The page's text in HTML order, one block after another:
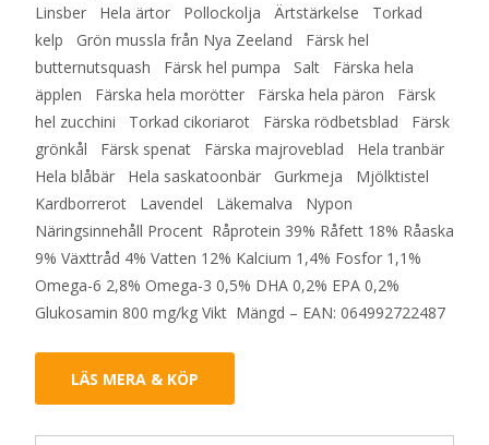
Linsber Hela ärtor Pollockolja Ärtstärkelse Torkad
kelp Grön mussla från Nya Zeeland Färsk hel
butternutsquash Färsk hel pumpa Salt Färska hela
äpplen Färska hela morötter Färska hela päron Färsk
hel zucchini Torkad cikoriarot Färska rödbetsblad Färsk
grönkål Färsk spenat Färska majroveblad Hela tranbär
Hela blåbär Hela saskatoonbär Gurkmeja Mjölktistel
Kardborrerot Lavendel Läkemalva Nypon
Näringsinnehåll Procent Råprotein 39% Råfett 18% Råaska
9% Växttråd 4% Vatten 12% Kalcium 1,4% Fosfor 1,1%
Omega-6 2,8% Omega-3 0,5% DHA 0,2% EPA 0,2%
Glukosamin 800 mg/kg Vikt Mängd – EAN: 064992722487
LÄS MERA & KÖP